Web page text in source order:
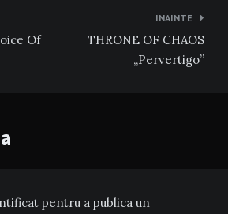
Of
INAINTE
THRONE OF CHAOS
„Pervertigo”
pentru a publica un